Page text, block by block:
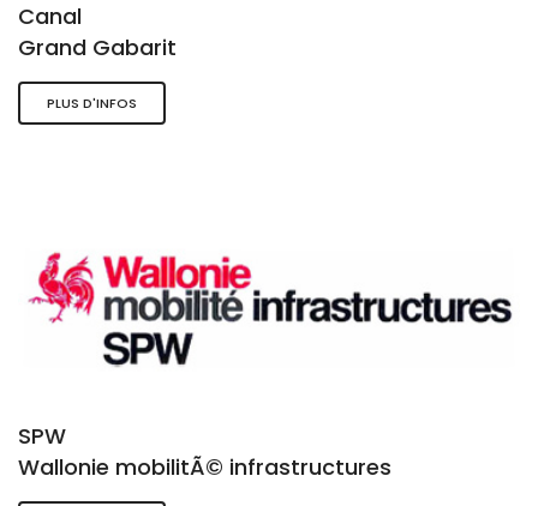
Canal
Grand Gabarit
PLUS D'INFOS
SPW
Wallonie mobilitÃ© infrastructures